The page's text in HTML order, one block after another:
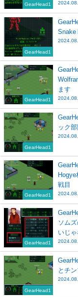
GearHead1
GearHead1
Snake
GearHead1
ます
GearHead1
ック
GearHead1
Hogye
戦目
GearHead1
ソム
いじ
GearHead1
とチ